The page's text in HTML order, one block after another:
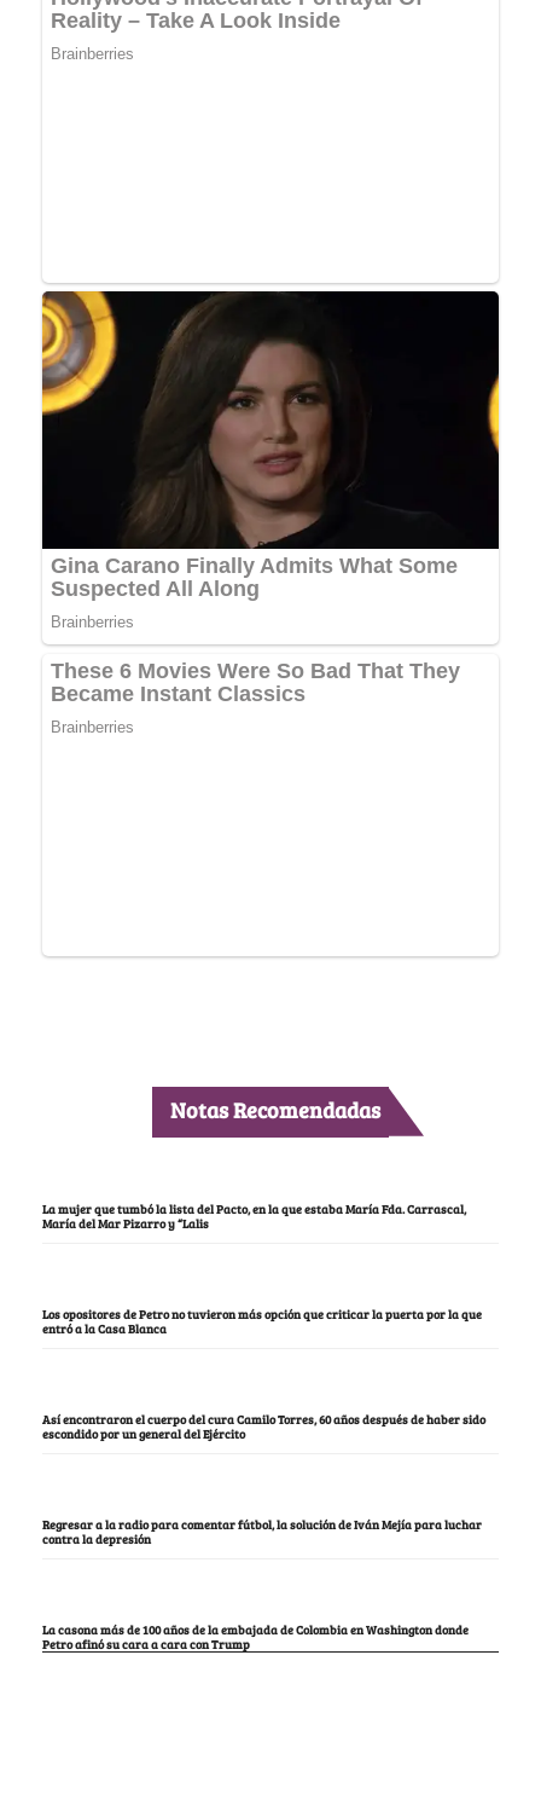
Notas Recomendadas
La mujer que tumbó la lista del Pacto, en la que estaba María Fda. Carrascal,
María del Mar Pizarro y “Lalis
Los opositores de Petro no tuvieron más opción que criticar la puerta por la que
entró a la Casa Blanca
Así encontraron el cuerpo del cura Camilo Torres, 60 años después de haber sido
escondido por un general del Ejército
Regresar a la radio para comentar fútbol, la solución de Iván Mejía para luchar
contra la depresión
La casona más de 100 años de la embajada de Colombia en Washington donde
Petro afinó su cara a cara con Trump